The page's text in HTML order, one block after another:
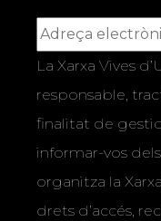
La Xarxa Vives
responsable,
finalitat de
informar-vos
organitza la
drets d’accés,